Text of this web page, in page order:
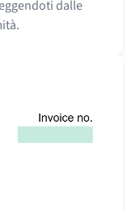
dalle